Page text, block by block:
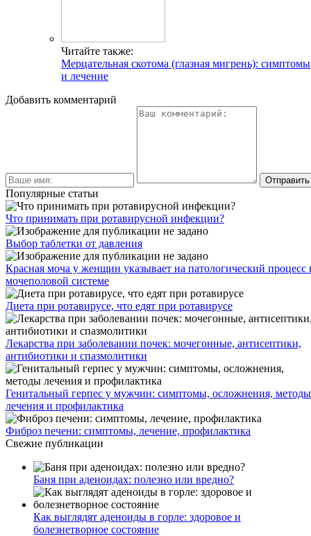
Читайте также:
Мерцательная скотома (глазная мигрень): симптомы
и лечение
Добавить комментарий
Популярные статьи
Что принимать при ротавирусной инфекции?
Выбор таблетки от давления
Красная моча у женщин указывает на патологический процесс
мочеполовой системе
Диета при ротавирусе, что едят при ротавирусе
Лекарства при заболевании почек: мочегонные, антисептики,
антибиотики и спазмолитики
Генитальный герпес у мужчин: симптомы, осложнения, методы
лечения и профилактика
Фиброз печени: симптомы, лечение, профилактика
Свежие публикации
Баня при аденоидах: полезно или вредно?
Как выглядят аденоиды в горле: здоровое и
болезнетворное состояние